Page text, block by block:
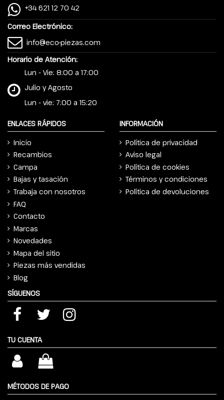
+34 621 12 70 42
Correo Electrónico:
info@eco-piezas.com
Horario de Atención:
Lun - Vie: 8:00 a 17:00
Julio y Agosto
Lun - vie: 7:00 a 15:20
ENLACES RÁPIDOS
Inicio
Recambios
Campa
Bajas y tasación
Trabaja con nosotros
FAQ
Contacto
Marcas
Novedades
Mapa del sitio
Piezas más vendidas
Blog
INFORMACIÓN
Política de privacidad
Aviso legal
Política de cookies
Términos y condiciones
Política de devoluciones
SÍGUENOS
TU CUENTA
MÉTODOS DE PAGO